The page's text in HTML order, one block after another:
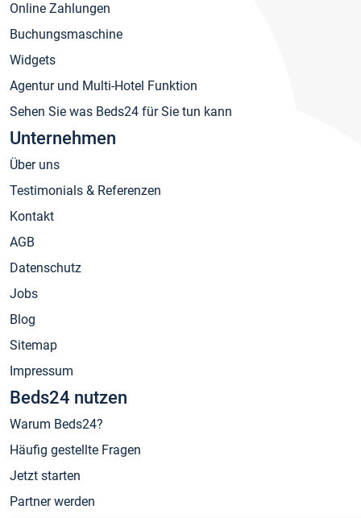
Online Zahlungen
Buchungsmaschine
Widgets
Agentur und Multi-Hotel Funktion
Sehen Sie was Beds24 für Sie tun kann
Unternehmen
Über uns
Testimonials & Referenzen
Kontakt
AGB
Datenschutz
Jobs
Blog
Sitemap
Impressum
Beds24 nutzen
Warum Beds24?
Häufig gestellte Fragen
Jetzt starten
Partner werden